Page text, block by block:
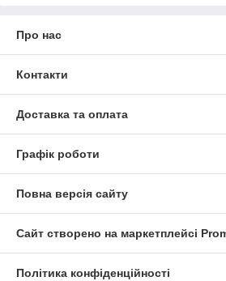
Про нас
Контакти
Доставка та оплата
Графік роботи
Повна версія сайту
Сайт створено на маркетплейсі
Політика конфіденційності